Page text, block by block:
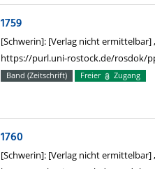
1759
[Schwerin]: [Verlag nicht ermittelbar]
https://purl.uni-rostock.de/rosdok/
Band (Zeitschrift) Freier Zugang
1760
[Schwerin]: [Verlag nicht ermittelbar]